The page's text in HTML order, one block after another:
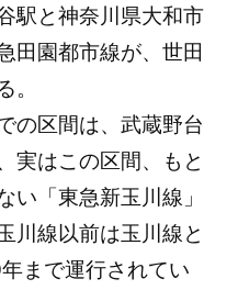
駅と神奈川県大和市
田園都市線が、世田
。
の区間は、武蔵野台
実はこの区間、もと
い「東急新玉川線」
川線以前は玉川線と
まで運行されてい